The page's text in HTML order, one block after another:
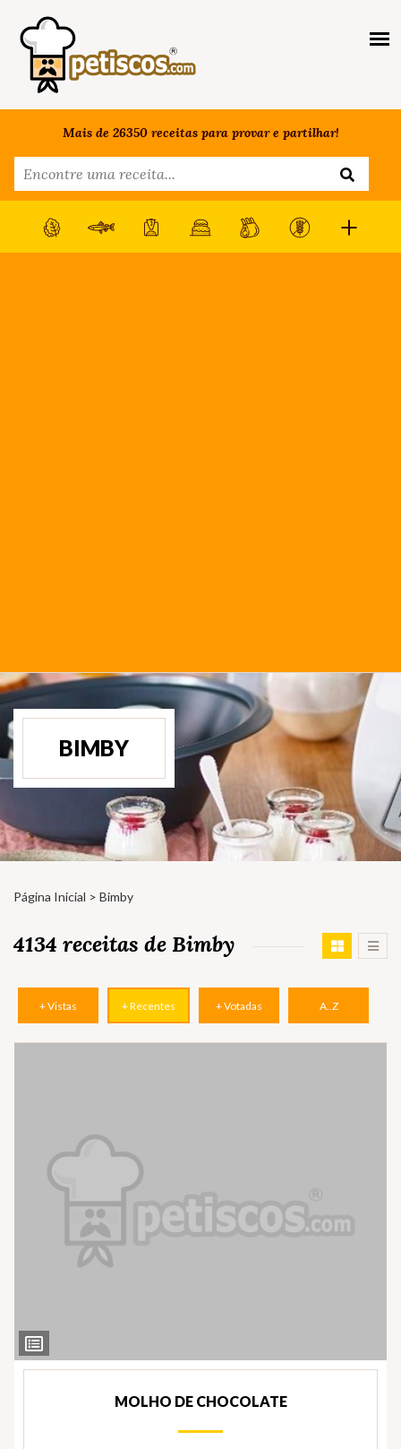
Mais de 26350 receitas para provar e partilhar!
BIMBY
Página Inicial > Bimby
4134 receitas de Bimby
+ Vistas + Recentes + Votadas A..Z
Ver
Ingredientes
MOLHO DE CHOCOLATE